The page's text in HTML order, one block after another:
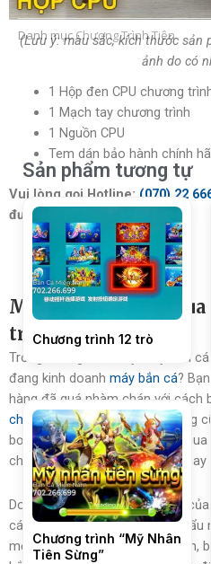
(Lưu ý: màu sắc, kích thước sản
ảnh do có
1 Hộp đen CPU chương
1 Mạch tay chương trình
1 Nguồn CPU
Tem dán bảo hành chính
Vui lòng gọi Hotline: (070) 22
được hỗ trợ miễn phí!
Một số lưu ý khi mua
trình máy bắn cá!
Trong những năm nay máy bắn cá
đang kinh doanh máy bắn cá?
hàng đã quá nhàm chán với cách
chương trình cũ, những hiệu ứng
bơi qua bơi lại. Vì thế nhu cầu
chương trình máy bắn cá hiện
Do đó, nắm bắt được nhu cầu
cá thì cty chúng tôi đã nhập khẩu
mới nhất về Việt Nam! Tuy nhiên,
Danh mụcChương Trình Tiên
Sản phẩm tương tự
Chương trình 12 trò
Chương trình “Mỹ Nhân
Tiên Sừng”